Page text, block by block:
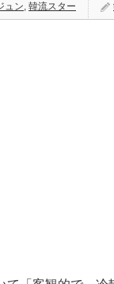
ュン, 韓流スター